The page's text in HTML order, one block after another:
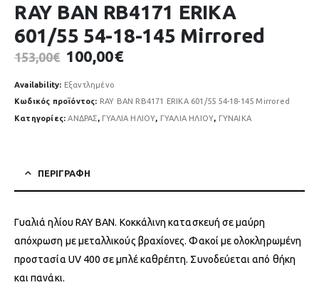
RAY BAN RB4171 ERIKA
601/55 54-18-145 Mirrored
153,00€ Original
price
was:
153,00€.
100,00€Η
είναι:
100,00€.
Availability: Εξαντλημένο
Κωδικός προϊόντος: RAY BAN RB4171 ERIKA 601/55 54-18-145 Mirrored
Κατηγορίες:ΑΝΔΡΑΣ, ΓΥΑΛΙΑ ΗΛΙΟΥ, ΓΥΑΛΙΑ ΗΛΙΟΥ, ΓΥΝΑΙΚΑ
ΠΕΡΙΓΡΑΦΉ
Γυαλιά ηλίου RAY BAN. Κοκκάλινη κατασκευή σε μαύρη
απόχρωση με μεταλλικούς βραχίονες. Φακοί με ολοκληρωμένη
προστασία UV 400 σε μπλέ καθρέπτη. Συνοδεύεται από θήκη
και πανάκι.